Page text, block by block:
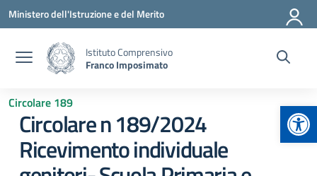
Vai ai contenuti
Vai al menu di navigazione
Vai al footer
Ministero dell'Istruzione e del Merito
Istituto Comprensivo
Franco Imposimato
Circolare 189
Circolare n 189/2024
Ricevimento individuale